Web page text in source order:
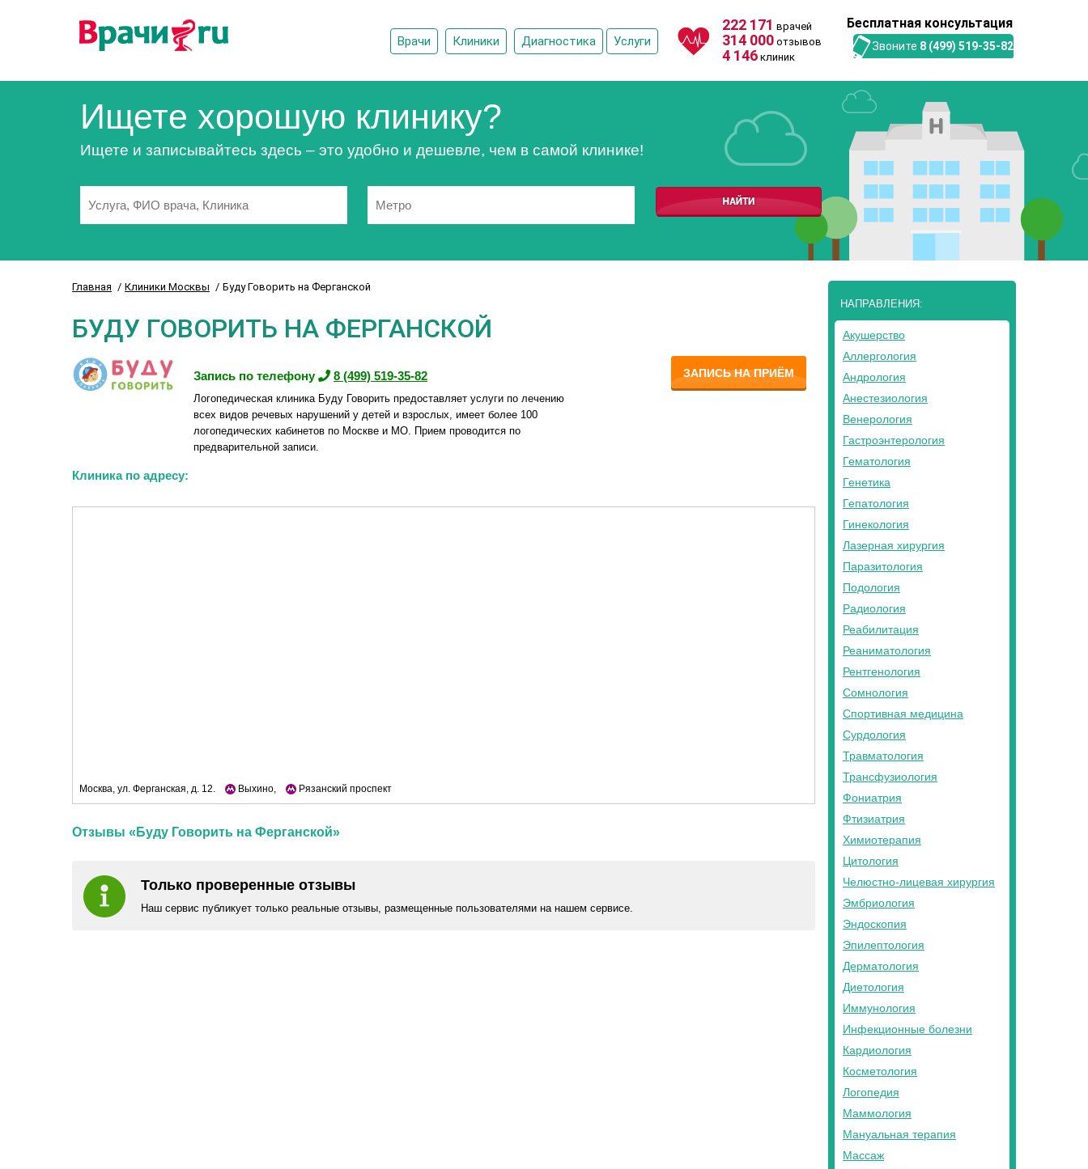
Врачи Клиники Диагностика Услуги
222 171 врачей
314 000 отзывов
4 146 клиник
Бесплатная консультация
Звоните 8 (499) 519-35-82
Ищете хорошую клинику?
Ищете и записывайтесь здесь – это удобно и дешевле, чем в самой клинике!
Главная Клиники Москвы Буду Говорить на Ферганской
БУДУ ГОВОРИТЬ НА ФЕРГАНСКОЙ
Запись по телефону 8 (499) 519-35-82
Логопедическая клиника Буду Говорить предоставляет услуги по лечению
всех видов речевых нарушений у детей и взрослых, имеет более 100
логопедических кабинетов по Москве и МО. Прием проводится по
предварительной записи.
ЗАПИСЬ НА ПРИЁМ
Клиника по адресу:
Москва, ул. Ферганская, д. 12. Выхино, Рязанский проспект
Отзывы «Буду Говорить на Ферганской»
Только проверенные отзывы
Наш сервис публикует только реальные отзывы, размещенные пользователями на нашем сервисе.
НАПРАВЛЕНИЯ:
Акушерство
Аллергология
Андрология
Анестезиология
Венерология
Гастроэнтерология
Гематология
Генетика
Гепатология
Гинекология
Лазерная хирургия
Паразитология
Подология
Радиология
Реабилитация
Реаниматология
Рентгенология
Сомнология
Спортивная медицина
Сурдология
Травматология
Трансфузиология
Фониатрия
Фтизиатрия
Химиотерапия
Цитология
Челюстно-лицевая хирургия
Эмбриология
Эндоскопия
Эпилептология
Дерматология
Диетология
Иммунология
Инфекционные болезни
Кардиология
Косметология
Логопедия
Маммология
Мануальная терапия
Массаж